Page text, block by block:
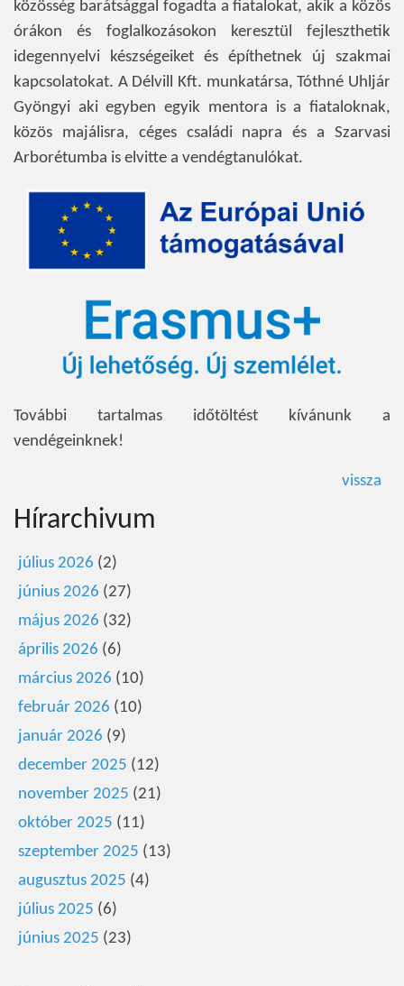
közösség barátsággal fogadta a fiatalokat, akik a közös
órákon és foglalkozásokon keresztül fejleszthetik
idegennyelvi készségeiket és építhetnek új szakmai
kapcsolatokat. A Délvill Kft. munkatársa, Tóthné Uhljár
Gyöngyi aki egyben egyik mentora is a fiataloknak,
közös majálisra, céges családi napra és a Szarvasi
Arborétumba is elvitte a vendégtanulókat.
További tartalmas időtöltést kívánunk a
vendégeinknek!
vissza
Hírarchivum
július 2026 (2)
június 2026 (27)
május 2026 (32)
április 2026 (6)
március 2026 (10)
február 2026 (10)
január 2026 (9)
december 2025 (12)
november 2025 (21)
október 2025 (11)
szeptember 2025 (13)
augusztus 2025 (4)
július 2025 (6)
június 2025 (23)